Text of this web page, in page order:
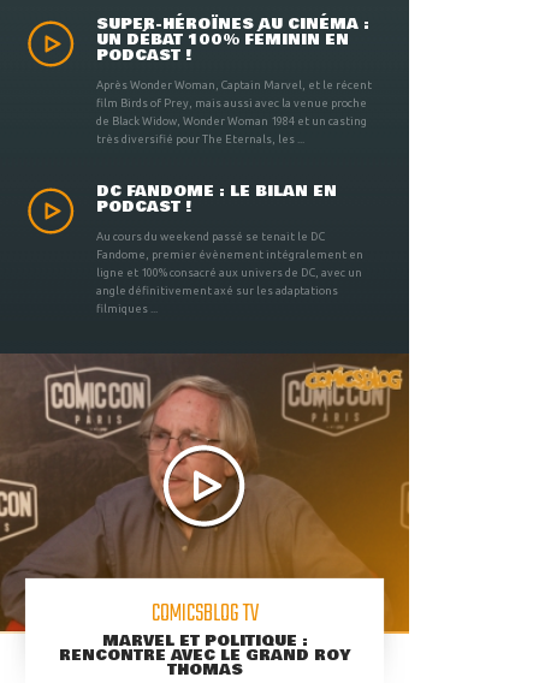
SUPER-HÉROÏNES AU CINÉMA :
UN DÉBAT 100% FÉMININ EN
PODCAST !
Après Wonder Woman, Captain Marvel, et le récent
film Birds of Prey, mais aussi avec la venue proche
de Black Widow, Wonder Woman 1984 et un casting
très diversifié pour The Eternals, les ...
DC FANDOME : LE BILAN EN
PODCAST !
Au cours du weekend passé se tenait le DC
Fandome, premier évènement intégralement en
ligne et 100% consacré aux univers de DC, avec un
angle définitivement axé sur les adaptations
filmiques ...
COMICSBLOG TV
MARVEL ET POLITIQUE :
RENCONTRE AVEC LE GRAND ROY
THOMAS